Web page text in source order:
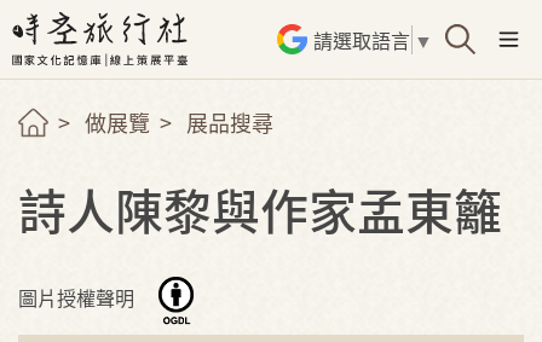
請選取語言 ▼
做展覽 展品搜尋
詩人陳黎與作家孟東籬
圖片授權聲明